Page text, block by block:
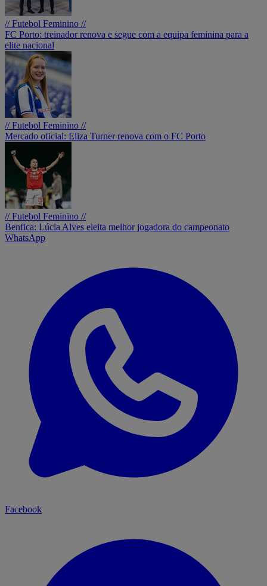
// Futebol Feminino //
FC Porto: treinador renova e segue com a equipa feminina para a
elite nacional
// Futebol Feminino //
Mercado oficial: Eliza Turner renova com o FC Porto
// Futebol Feminino //
Benfica: Lúcia Alves eleita melhor jogadora do campeonato
WhatsApp
Facebook